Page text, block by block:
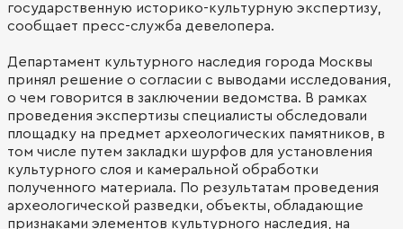
государственную историко-культурную экспертизу,
сообщает пресс-служба девелопера.
Департамент культурного наследия города Москвы
принял решение о согласии с выводами исследования,
о чем говорится в заключении ведомства. В рамках
проведения экспертизы специалисты обследовали
площадку на предмет археологических памятников, в
том числе путем закладки шурфов для установления
культурного слоя и камеральной обработки
полученного материала. По результатам проведения
археологической разведки, объекты, обладающие
признаками элементов культурного наследия, на